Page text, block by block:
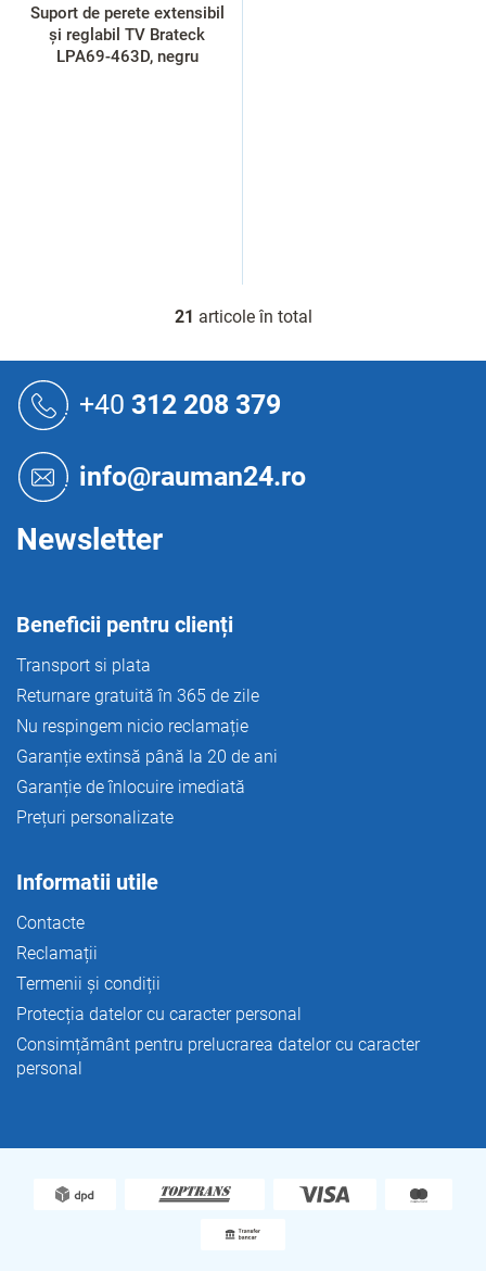
Suport de perete extensibil
și reglabil TV Brateck
LPA69-463D, negru
C
n
r
u
l
r
21 articole în total
+40 312 208 379
info@rauman24.ro
Newsletter
Beneficii pentru clienți
Transport si plata
Returnare gratuită în 365 de zile
Nu respingem nicio reclamație
Garanție extinsă până la 20 de ani
Garanție de înlocuire imediată
Prețuri personalizate
Informatii utile
Contacte
Reclamații
Termenii și condiții
Protecția datelor cu caracter personal
Consimțământ pentru prelucrarea datelor cu caracter
personal